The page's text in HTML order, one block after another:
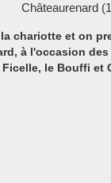
chariotte et on
à l'occasion
le Bouffi et